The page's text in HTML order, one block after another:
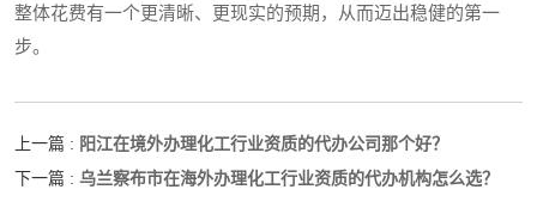
整体花费有一个更清晰、更现实的预期，从而迈出稳健的第一
步。
上一篇 : 阳江在境外办理化工行业资质的代办公司那个好？
下一篇 : 乌兰察布市在海外办理化工行业资质的代办机构怎么选？